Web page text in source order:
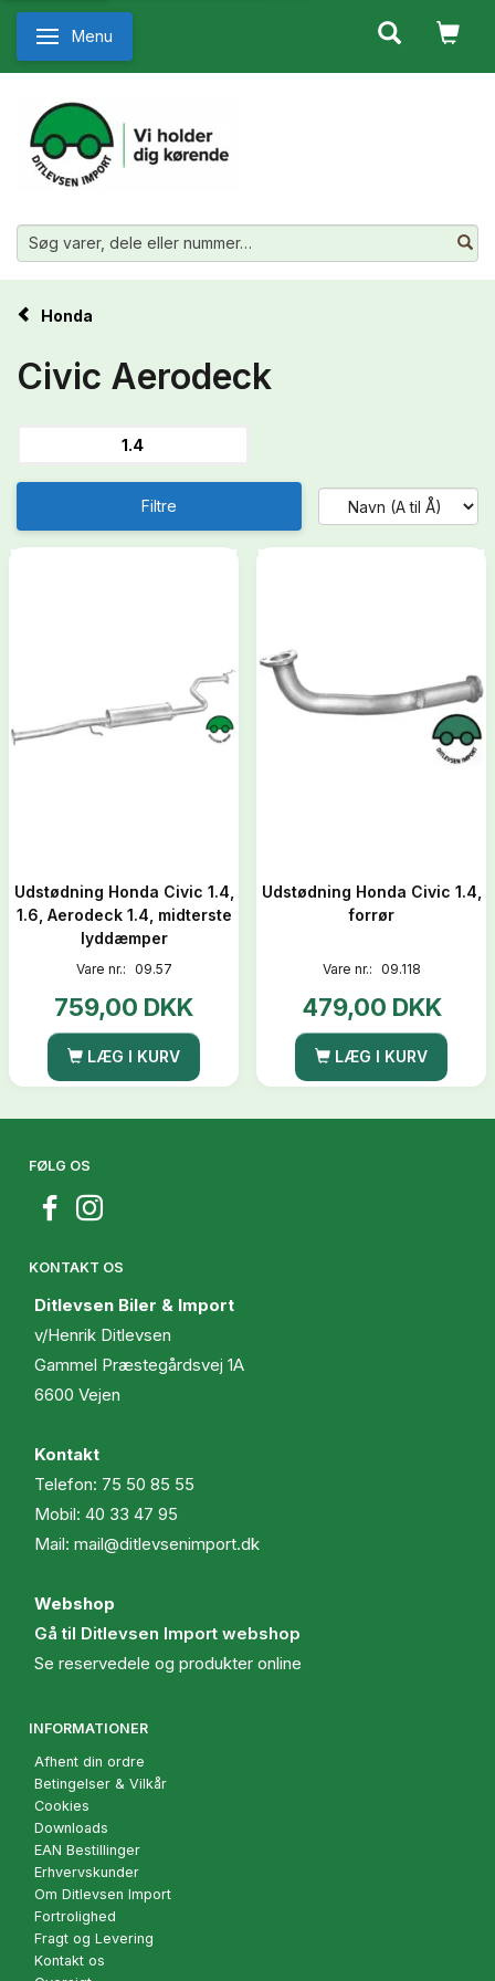
Skifte navigation
Menu
Honda
Civic Aerodeck
1.4
Filtre
Udstødning Honda Civic 1.4,
1.6, Aerodeck 1.4, midterste
lyddæmper
Vare nr.: 09.57
759,00 DKK
LÆG I KURV
Udstødning Honda Civic 1.4,
forrør
Vare nr.: 09.118
479,00 DKK
LÆG I KURV
FØLG OS
KONTAKT OS
Ditlevsen Biler & Import
v/Henrik Ditlevsen
Gammel Præstegårdsvej 1A
6600 Vejen
Kontakt
Telefon: 75 50 85 55
Mobil: 40 33 47 95
Mail: mail@ditlevsenimport.dk
Webshop
Gå til Ditlevsen Import webshop
Se reservedele og produkter online
INFORMATIONER
Afhent din ordre
Betingelser & Vilkår
Cookies
Downloads
EAN Bestillinger
Erhvervskunder
Om Ditlevsen Import
Fortrolighed
Fragt og Levering
Kontakt os